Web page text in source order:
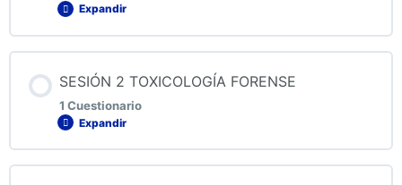
Expandir
QUIZ 1 TOXICOLOGÍA FORENSE
SESIÓN 2 TOXICOLOGÍA FORENSE
1 Cuestionario
Expandir